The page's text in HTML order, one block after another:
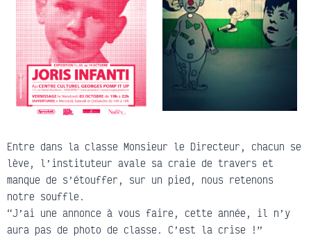
Entre dans la classe Monsieur le Directeur, chacun se
lève, l’instituteur avale sa craie de travers et
manque de s’étouffer, sur un pied, nous retenons
notre souffle.
“J’ai une annonce à vous faire, cette année, il n’y
aura pas de photo de classe. C’est la crise !”